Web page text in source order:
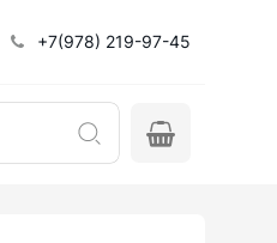
+7(978) 219-97-45